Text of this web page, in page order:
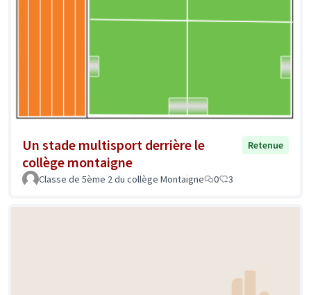
Un stade multisport derrière le
collège montaigne
Retenue
Classe de 5ème 2 du collège Montaigne 0 3